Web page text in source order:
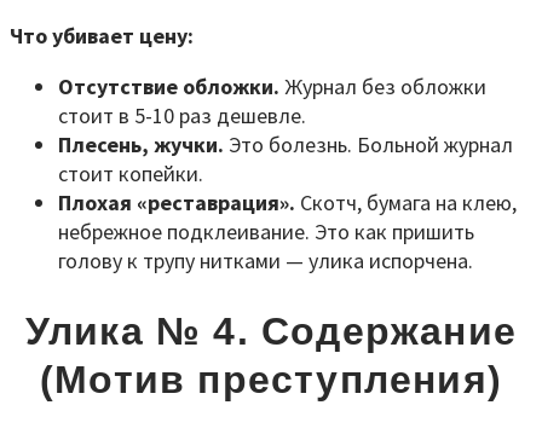
Что убивает цену:
Отсутствие обложки. Журнал без обложки
стоит в 5-10 раз дешевле.
Плесень, жучки. Это болезнь. Больной журнал
стоит копейки.
Плохая «реставрация». Скотч, бумага на клею,
небрежное подклеивание. Это как пришить
голову к трупу нитками — улика испорчена.
Улика № 4. Содержание
(Мотив преступления)